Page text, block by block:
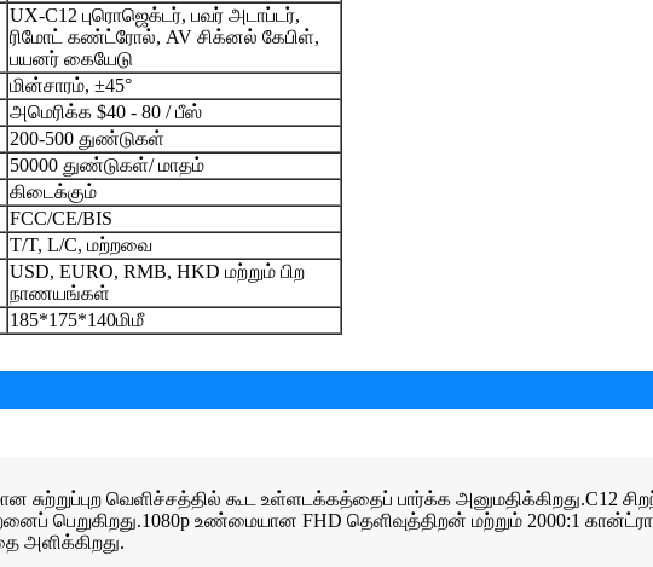
UX-C12 புரொஜெக்டர், பவர் அடாப்டர்,
ரிமோட் கண்ட்ரோல், AV சிக்னல் கேபிள்,
பயனர் கையேடு
மின்சாரம், ±45°
அமெரிக்க $40 - 80 / பீஸ்
200-500 துண்டுகள்
50000 துண்டுகள்/ மாதம்
கிடைக்கும்
FCC/CE/BIS
T/T, L/C, மற்றவை
USD, EURO, RMB, HKD மற்றும் பிற
நாணயங்கள்
185*175*140மிமீ
சுற்றுப்புற வெளிச்சத்தில் கூட உள்ளடக்கத்தைப் பார்க்க
பெறுகிறது.1080p உண்மையான FHD தெளிவுத்திறன் மற்றும் 2000:1
அளிக்கிறது.